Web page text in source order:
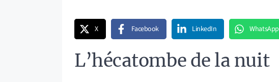
X Facebook LinkedIn WhatsApp
L’hécatombe de la nuit